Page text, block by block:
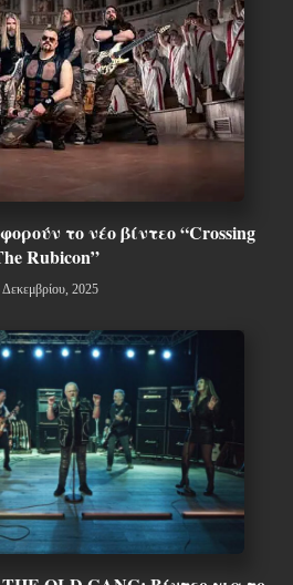
το νέο βίντεο “Crossing
Rubicon”
Δεκεμβρίου, 2025